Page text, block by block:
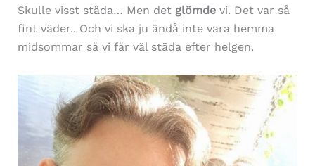
Skulle visst städa… Men det glömdevi. Det var så
fint väder.. Och vi ska ju ändå inte vara hemma
midsommar så vi får väl städa efter helgen.